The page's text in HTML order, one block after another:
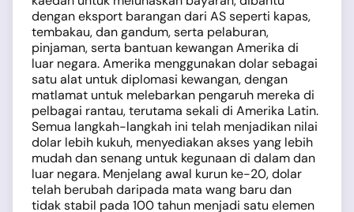
dengan eksport barangan dari AS seperti kapas,
tembakau, dan gandum, serta pelaburan,
pinjaman, serta bantuan kewangan Amerika di
luar negara. Amerika menggunakan dolar sebagai
satu alat untuk diplomasi kewangan, dengan
matlamat untuk melebarkan pengaruh mereka di
pelbagai rantau, terutama sekali di Amerika Latin.
Semua langkah-langkah ini telah menjadikan nilai
dolar lebih kukuh, menyediakan akses yang lebih
mudah dan senang untuk kegunaan di dalam dan
luar negara. Menjelang awal kurun ke-20, dolar
telah berubah daripada mata wang baru dan
tidak stabil pada 100 tahun menjadi satu elemen